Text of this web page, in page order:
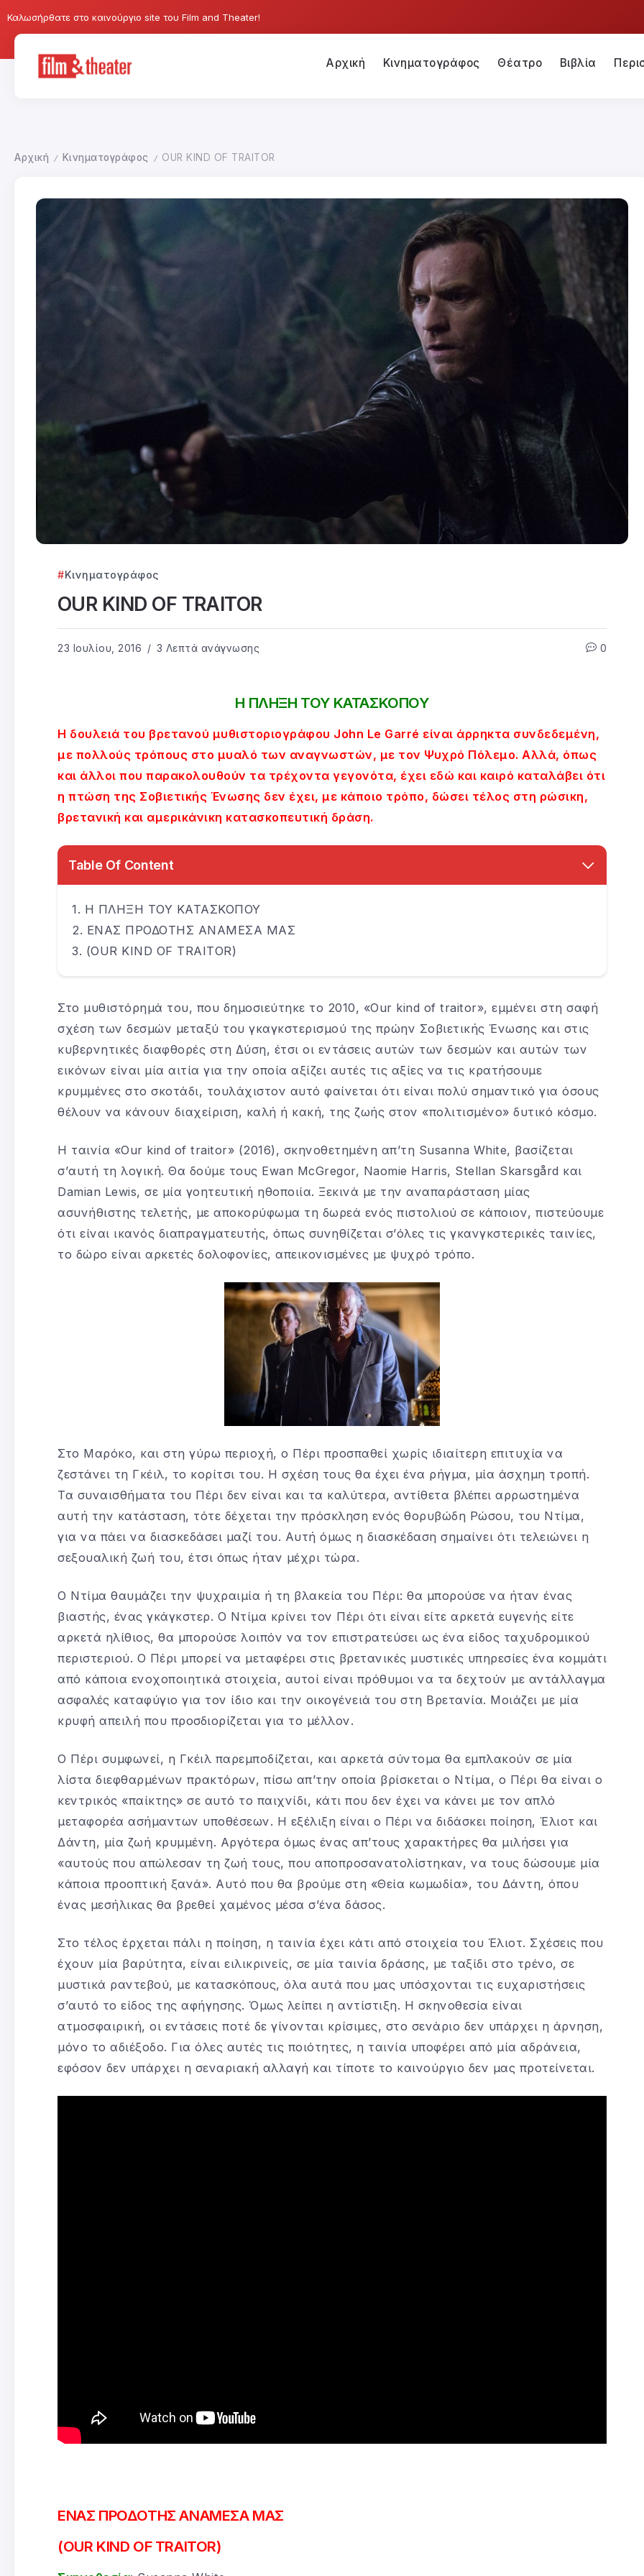
Καλωσήρθατε στο καινούργιο site του Film and Theater!
Αρχική Κινηματογράφος Θέατρο Βιβλία
Αρχική / Κινηματογράφος / OUR KIND OF TRAITOR
Κινηματογράφος
OUR KIND OF TRAITOR
23 Ιουλίου, 2016 3 Λεπτά ανάγνωσης 0
Η ΠΛΗΞΗ ΤΟΥ ΚΑΤΑΣΚΟΠΟΥ
Η δουλειά του βρετανού μυθιστοριογράφου John Le Garré είναι άρρηκτα συνδεδεμένη,
με πολλούς τρόπους στο μυαλό των αναγνωστών, με τον Ψυχρό Πόλεμο. Αλλά, όπως
και άλλοι που παρακολουθούν τα τρέχοντα γεγονότα, έχει εδώ και καιρό καταλάβει ότι
η πτώση της Σοβιετικής Ένωσης δεν έχει, με κάποιο τρόπο, δώσει τέλος στη ρώσικη,
βρετανική και αμερικάνικη κατασκοπευτική δράση.
Table Of Content
Η ΠΛΗΞΗ ΤΟΥ ΚΑΤΑΣΚΟΠΟΥ
ΕΝΑΣ ΠΡΟΔΟΤΗΣ ΑΝΑΜΕΣΑ ΜΑΣ
(OUR KIND OF TRAITOR)
Στο μυθιστόρημά του, που δημοσιεύτηκε το 2010, «Our kind of traitor», εμμένει στη σαφή
σχέση των δεσμών μεταξύ του γκαγκστερισμού της πρώην Σοβιετικής Ένωσης και στις
κυβερνητικές διαφθορές στη Δύση, έτσι οι εντάσεις αυτών των δεσμών και αυτών των
εικόνων είναι μία αιτία για την οποία αξίζει αυτές τις αξίες να τις κρατήσουμε
κρυμμένες στο σκοτάδι, τουλάχιστον αυτό φαίνεται ότι είναι πολύ σημαντικό για όσους
θέλουν να κάνουν διαχείριση, καλή ή κακή, της ζωής στον «πολιτισμένο» δυτικό κόσμο.
Η ταινία «Our kind of traitor» (2016), σκηνοθετημένη απ’τη Susanna White, βασίζεται
σ’αυτή τη λογική. Θα δούμε τους Ewan McGregor, Naomie Harris, Stellan Skarsgård και
Damian Lewis, σε μία γοητευτική ηθοποιία. Ξεκινά με την αναπαράσταση μίας
ασυνήθιστης τελετής, με αποκορύφωμα τη δωρεά ενός πιστολιού σε κάποιον, πιστεύουμε
ότι είναι ικανός διαπραγματευτής, όπως συνηθίζεται σ’όλες τις γκανγκστερικές ταινίες,
το δώρο είναι αρκετές δολοφονίες, απεικονισμένες με ψυχρό τρόπο.
Στο Μαρόκο, και στη γύρω περιοχή, ο Πέρι προσπαθεί χωρίς ιδιαίτερη επιτυχία να
ζεστάνει τη Γκέιλ, το κορίτσι του. Η σχέση τους θα έχει ένα ρήγμα, μία άσχημη τροπή.
Τα συναισθήματα του Πέρι δεν είναι και τα καλύτερα, αντίθετα βλέπει αρρωστημένα
αυτή την κατάσταση, τότε δέχεται την πρόσκληση ενός θορυβώδη Ρώσου, του Ντίμα,
για να πάει να διασκεδάσει μαζί του. Αυτή όμως η διασκέδαση σημαίνει ότι τελειώνει η
σεξουαλική ζωή του, έτσι όπως ήταν μέχρι τώρα.
Ο Ντίμα θαυμάζει την ψυχραιμία ή τη βλακεία του Πέρι: θα μπορούσε να ήταν ένας
βιαστής, ένας γκάγκστερ. Ο Ντίμα κρίνει τον Πέρι ότι είναι είτε αρκετά ευγενής είτε
αρκετά ηλίθιος, θα μπορούσε λοιπόν να τον επιστρατεύσει ως ένα είδος ταχυδρομικού
περιστεριού. Ο Πέρι μπορεί να μεταφέρει στις βρετανικές μυστικές υπηρεσίες ένα κομμάτι
από κάποια ενοχοποιητικά στοιχεία, αυτοί είναι πρόθυμοι να τα δεχτούν με αντάλλαγμα
ασφαλές καταφύγιο για τον ίδιο και την οικογένειά του στη Βρετανία. Μοιάζει με μία
κρυφή απειλή που προσδιορίζεται για το μέλλον.
Ο Πέρι συμφωνεί, η Γκέιλ παρεμποδίζεται, και αρκετά σύντομα θα εμπλακούν σε μία
λίστα διεφθαρμένων πρακτόρων, πίσω απ’την οποία βρίσκεται ο Ντίμα, ο Πέρι θα είναι ο
κεντρικός «παίκτης» σε αυτό το παιχνίδι, κάτι που δεν έχει να κάνει με τον απλό
μεταφορέα ασήμαντων υποθέσεων. Η εξέλιξη είναι ο Πέρι να διδάσκει ποίηση, Έλιοτ και
Δάντη, μία ζωή κρυμμένη. Αργότερα όμως ένας απ’τους χαρακτήρες θα μιλήσει για
«αυτούς που απώλεσαν τη ζωή τους, που αποπροσανατολίστηκαν, να τους δώσουμε μία
κάποια προοπτική ξανά». Αυτό που θα βρούμε στη «Θεία κωμωδία», του Δάντη, όπου
ένας μεσήλικας θα βρεθεί χαμένος μέσα σ’ένα δάσος.
Στο τέλος έρχεται πάλι η ποίηση, η ταινία έχει κάτι από στοιχεία του Έλιοτ. Σχέσεις που
έχουν μία βαρύτητα, είναι ειλικρινείς, σε μία ταινία δράσης, με ταξίδι στο τρένο, σε
μυστικά ραντεβού, με κατασκόπους, όλα αυτά που μας υπόσχονται τις ευχαριστήσεις
σ’αυτό το είδος της αφήγησης. Όμως λείπει η αντίστιξη. Η σκηνοθεσία είναι
ατμοσφαιρική, οι εντάσεις ποτέ δε γίνονται κρίσιμες, στο σενάριο δεν υπάρχει η άρνηση,
μόνο το αδιέξοδο. Για όλες αυτές τις ποιότητες, η ταινία υποφέρει από μία αδράνεια,
εφόσον δεν υπάρχει η σεναριακή αλλαγή και τίποτε το καινούργιο δεν μας προτείνεται.
ΕΝΑΣ ΠΡΟΔΟΤΗΣ ΑΝΑΜΕΣΑ ΜΑΣ
(OUR KIND OF TRAITOR)